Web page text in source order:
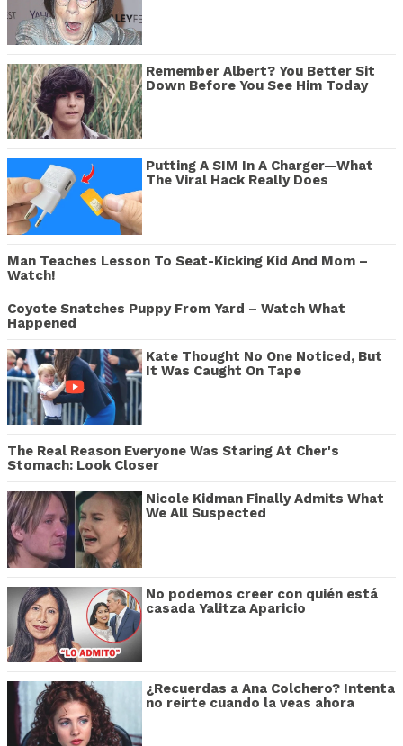
Remember Albert? You Better Sit
Down Before You See Him Today
Putting A SIM In A Charger—What
The Viral Hack Really Does
Man Teaches Lesson To Seat-Kicking Kid And Mom –
Watch!
Coyote Snatches Puppy From Yard – Watch What
Happened
Kate Thought No One Noticed, But
It Was Caught On Tape
The Real Reason Everyone Was Staring At Cher's
Stomach: Look Closer
Nicole Kidman Finally Admits What
We All Suspected
No podemos creer con quién está
casada Yalitza Aparicio
¿Recuerdas a Ana Colchero? Intenta
no reírte cuando la veas ahora